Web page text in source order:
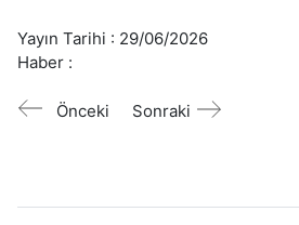
Yayın Tarihi : 29/06/2026
Haber :
Önceki Sonraki